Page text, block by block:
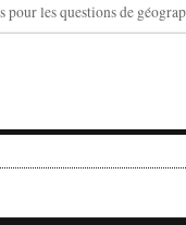
les questions de